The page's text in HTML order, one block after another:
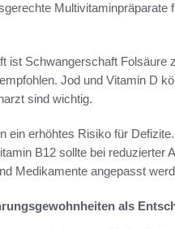
ist Schwangerschaft
Jod und Vitamin D
sind wichtig.
ein erhöhtes Risiko für
B12 sollte bei
Medikamente angepasst
als